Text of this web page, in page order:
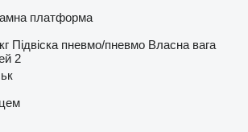
платформа
Підвіска пневмо/пневмо Власна вага
2